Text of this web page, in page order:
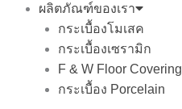
ผลิตภัณฑ์ของเรา
กระเบื้องโมเสค
กระเบื้องเซรามิก
F & W Floor Covering
กระเบื้อง Porcelain